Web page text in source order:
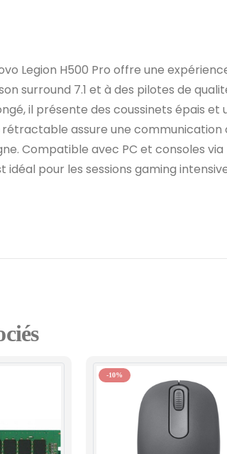
Legion H500 Pro offre une
surround 7.1 et à des pilotes de
il présente des coussinets épais et
assure une communication
Compatible avec PC et consoles via
idéal pour les sessions gaming
-10%